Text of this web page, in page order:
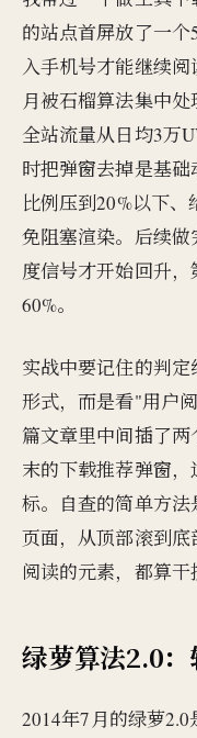
的站点首屏放了一
入手机号才能继续
月被石榴算法集中处
全站流量从日均3万
时把弹窗去掉是基
比例压到20%以下、
免阻塞渲染。后续
度信号才开始回升
60%。
实战中要记住的判
形式，而是看"用户
篇文章里中间插了两
末的下载推荐弹窗
标。自查的简单方法
页面，从顶部滚到
阅读的元素，都算干
绿萝算法2.0
2014年7月的绿萝